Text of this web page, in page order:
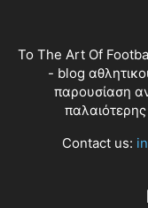
Το The Art Of
- blog
παρουσίαση
Contact us: